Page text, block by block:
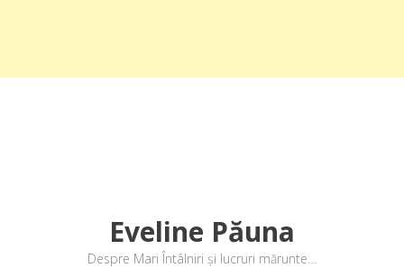
Eveline Păuna
Despre Mari Întâlniri și lucruri mărunte…